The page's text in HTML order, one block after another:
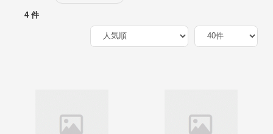
4 件